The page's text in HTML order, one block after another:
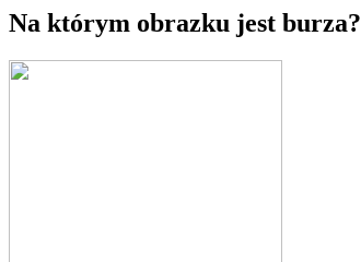
Na którym obrazku jest burza?